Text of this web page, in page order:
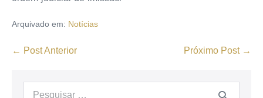
Arquivado em: Notícias
← Post Anterior Próximo Post →